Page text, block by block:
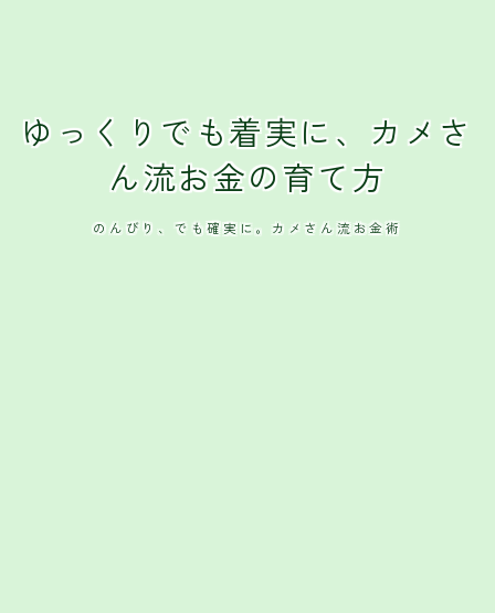
ゆっくりでも着実に、カメさ
ん流お金の育て方
のんびり、でも確実に。カメさん流お金術